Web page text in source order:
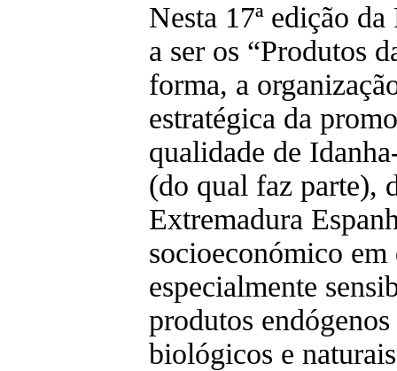
Nesta 17ª edição
a ser os “Produtos
forma, a
estratégica da
qualidade de
(do qual faz parte),
Extremadura
socioeconómico
especialmente
produtos
biológicos e